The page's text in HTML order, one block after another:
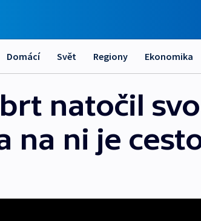
Domácí Svět Regiony Ekonomika
natočil
na ni je